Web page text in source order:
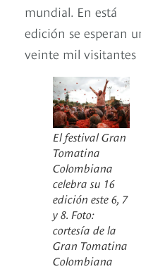
mundial. En está
edición se esperan
veinte mil visitantes
El festival Gran
Tomatina
Colombiana
celebra su 16
edición este 6, 7
y 8. Foto:
cortesía de la
Gran Tomatina
Colombiana